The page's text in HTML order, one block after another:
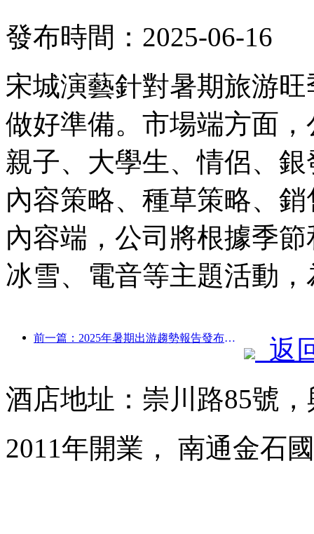
發布時間：2025-06-16
宋城演藝針對暑期旅游
做好準備。市場端方面
親子、大學生、情侶、
內容策略、種草策略、
內容端，公司將根據季
冰雪、電音等主題活動
前一篇：2025年暑期出游趨勢報告發布：親子客群占比超六成
返
酒店地址：崇川路85號
2011年開業， 南通金